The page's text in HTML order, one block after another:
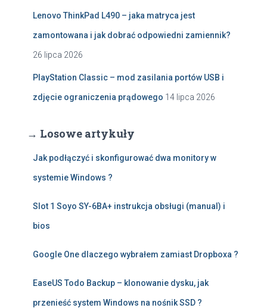
Lenovo ThinkPad L490 – jaka matryca jest
zamontowana i jak dobrać odpowiedni zamiennik?
26 lipca 2026
PlayStation Classic – mod zasilania portów USB i
zdjęcie ograniczenia prądowego 14 lipca 2026
→ Losowe artykuły
Jak podłączyć i skonfigurować dwa monitory w
systemie Windows ?
Slot 1 Soyo SY-6BA+ instrukcja obsługi (manual) i
bios
Google One dlaczego wybrałem zamiast Dropboxa ?
EaseUS Todo Backup – klonowanie dysku, jak
przenieść system Windows na nośnik SSD ?